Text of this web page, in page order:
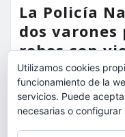
La Policía
dos
robos con
misma
torrent al dia
Utilizamos cookies
funcionamiento de la
servicios. Puede
necesarias o